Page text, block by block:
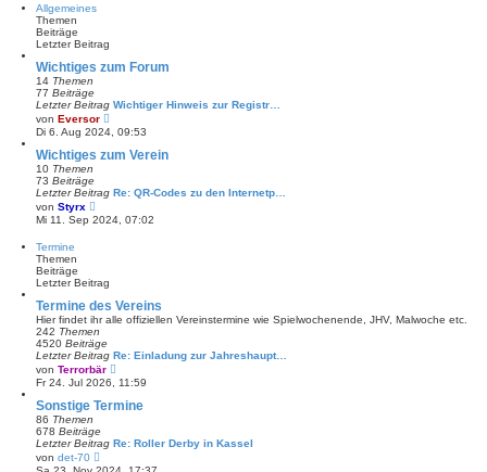
Allgemeines
Themen
Beiträge
Letzter Beitrag
Wichtiges zum Forum
14 Themen
77 Beiträge
Letzter Beitrag Wichtiger Hinweis zur Registr…
von Eversor
e
u
e
s
e
e
Di 6. Aug 2024, 09:53
Wichtiges zum Verein
10 Themen
73 Beiträge
Letzter Beitrag Re: QR-Codes zu den Internetp…
von Styrx
e
u
r
B
e
i
t
r
a
g
Mi 11. Sep 2024, 07:02
Termine
Themen
Beiträge
Letzter Beitrag
Termine des Vereins
Hier findet ihr alle offiziellen Vereinstermine wie Spielwochenende, JHV, Malwoche etc.
242 Themen
4520 Beiträge
Letzter Beitrag Re: Einladung zur Jahreshaupt…
von Terrorbär
e
u
e
s
e
r
Fr 24. Jul 2026, 11:59
Sonstige Termine
86 Themen
678 Beiträge
Letzter Beitrag Re: Roller Derby in Kassel
von det-70
e